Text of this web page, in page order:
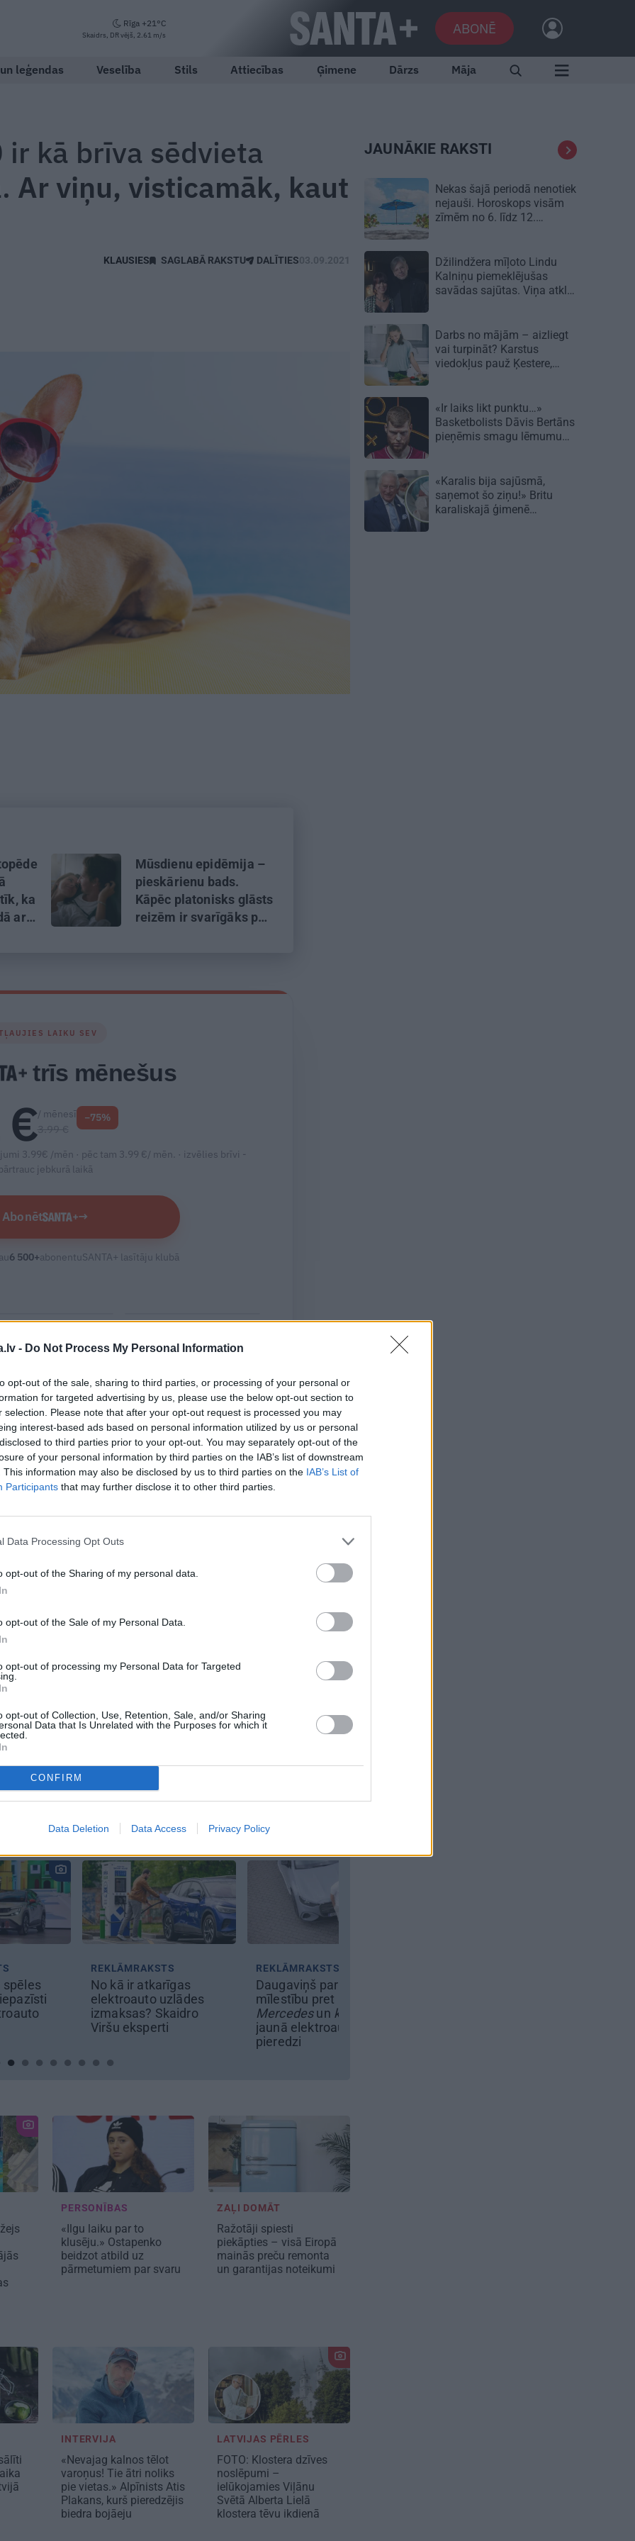
- Do Not Process My Personal Information
opt-out of the sale, sharing to third parties, or processing of your personal or
for targeted advertising by us, please use the below opt-out section to
selection. Please note that after your opt-out request is processed you may
interest-based ads based on personal information utilized by us or personal
to third parties prior to your opt-out. You may separately opt-out of the
of your personal information by third parties on the IAB’s list of downstream
This information may also be disclosed by us to third parties on the IAB’s List of
Participants that may further disclose it to other third parties.
Data Processing Opt Outs
opt-out of the Sharing of my personal data.
opt-out of the Sale of my Personal Data.
opt-out of processing my Personal Data for Targeted
opt-out of Collection, Use, Retention, Sale, and/or Sharing
Data that Is Unrelated with the Purposes for which it
CONFIRM
Data Deletion Data Access Privacy Policy
Rīga +21°C
Skaidrs, DR vējš, 2.61 m/s ABONĒ
leģendas Veselība Stils Attiecības Ģimene Dārzs Māja
kā brīva sēdvieta
Ar viņu, visticamāk, kaut
SAGLABĀ RAKSTU DALĪTIES03.09.2021
ka
ar
Mūsdienu epidēmija –
pieskārienu bads.
Kāpēc platonisks glāsts
reizēm ir svarīgāks par
LAIKU SEV
trīs mēnešus
€/ mēnesī −75%
3.99€ /mēn · pēc tam 3.99 €/ mēn. · izvēlies brīvi -
jebkurā laikā
Abonēt →
6 500+abonentu SANTA+ lasītāju klubā
kļuva par
plānošanai un 16 galamērķu
abonents? Ienākt portālā
autortiesību objekts Autortiesību likuma izpratnē, un tā
lasišeit
profilu vai kādu no šiem sociālo tīklu profiliem.
kā ir atkarīgas
uzlādes
Skaidro
REKLĀMRAKSTS
Daugaviņš par
mīlestību pret
Mercedes
kosmisko
jaunā elektroauto
JAUNIE RŪPNIEKI
Kā Mārupē top labākie
pārtvērējdroni pasaulē.
Agris Ķipurs atklāti par
militāro biznesu,
PERSONĪBAS
«Ilgu laiku par to
klusēju.» Ostapenko
beidzot atbild uz
pārmetumiem par svaru
ZAĻI DOMĀT
Ražotāji spiesti
piekāpties – visā Eiropā
mainās preču remonta
un garantijas noteikumi
INTERVIJA
«Nevajag kalnos tēlot
varoņus! Tie ātri noliks
pie vietas.» Alpīnists Atis
Plakans, kurš pieredzējis
biedra bojāeju
LATVIJAS PĒRLES
FOTO: Klostera dzīves
noslēpumi –
ielūkojamies Viļānu
Svētā Alberta Lielā
klostera tēvu ikdienā
JAUNĀKIE RAKSTI
Nekas šajā periodā nenotiek
nejauši. Horoskops visām
zīmēm no 6. līdz 12.
Džilindžera mīļoto Lindu
Kalniņu piemeklējušas
savādas sajūtas. Viņa atklāj
Darbs no mājām – aizliegt
vai turpināt? Karstus
viedokļus pauž Ķestere,
«Ir laiks likt punktu…»
Basketbolists Dāvis Bertāns
pieņēmis smagu lēmumu
«Karalis bija sajūsmā,
saņemot šo ziņu!» Britu
karaliskajā ģimenē